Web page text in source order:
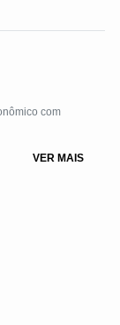
com
VER MAIS